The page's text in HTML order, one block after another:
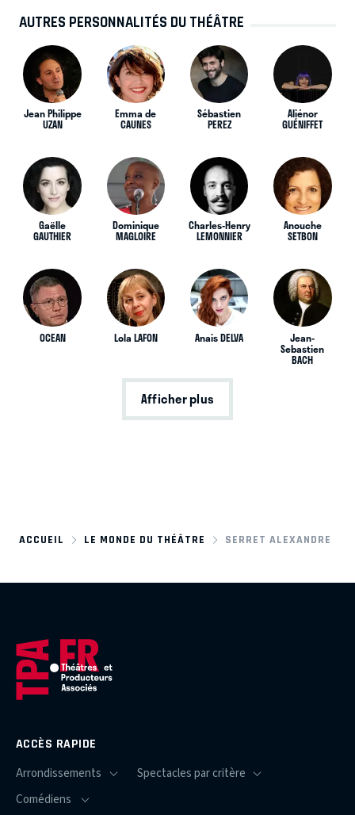
AUTRES PERSONNALITÉS DU THÉÂTRE
Jean Philippe
UZAN
Emma de
CAUNES
Sébastien
PEREZ
Aliénor
GUÉNIFFET
Gaëlle
GAUTHIER
Dominique
MAGLOIRE
Charles-Henry
LEMONNIER
Anouche
SETBON
OCEAN Lola LAFON Anais DELVA Jean-
Sebastien
BACH
Afficher plus
ACCUEIL LE MONDE DU THÉÂTRE SERRET ALEXANDRE
ACCÈS RAPIDE